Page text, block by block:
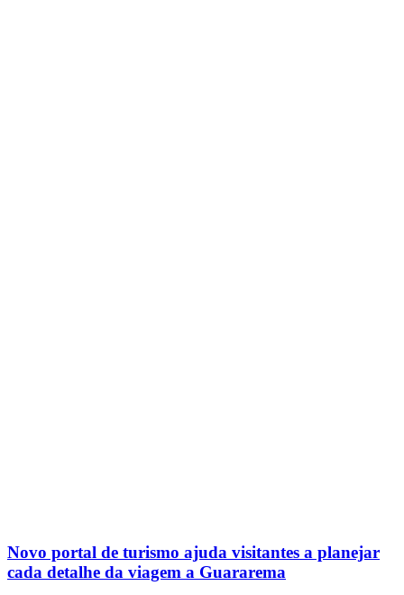
Novo portal de turismo ajuda visitantes a planejar
cada detalhe da viagem a Guararema